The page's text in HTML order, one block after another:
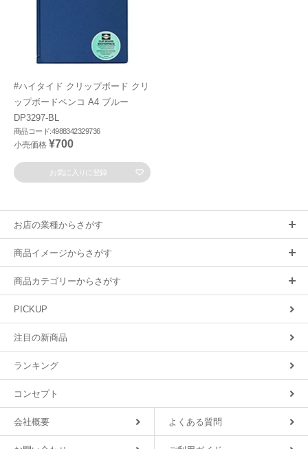
#ハイタイド クリップボード クリ
ップボードペンコ A4 ブルー
DP3297-BL
商品コード:4988342329736
小売価格 ¥700
お気に入りに登録
お店の業種からさがす
商品イメージからさがす
商品カテゴリーからさがす
PICKUP
注目の新商品
ランキング
コンセプト
会社概要 よくある質問